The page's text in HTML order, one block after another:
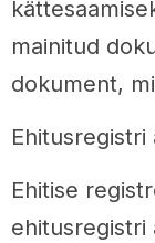
mainitud
dokument,
Ehitusregistri
Ehitise
ehitusregistri